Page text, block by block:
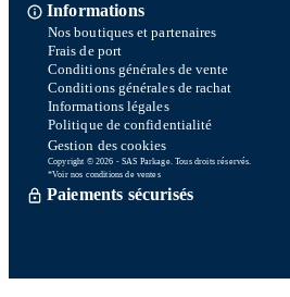
Informations
Nos boutiques et partenaires
Frais de port
Conditions générales de vente
Conditions générales de rachat
Informations légales
Politique de confidentialité
Gestion des cookies
Copyright © 2026 - SAS Parkage. Tous droits réservés.
*Voir nos conditions de ventes
Paiements sécurisés